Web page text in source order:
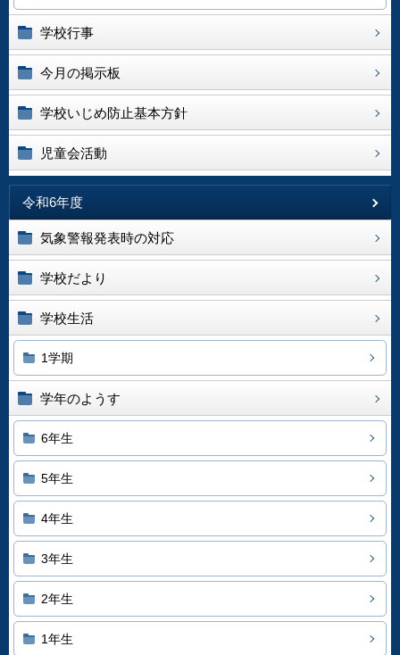
学校行事
今月の掲示板
学校いじめ防止基本方針
児童会活動
令和6年度
気象警報発表時の対応
学校だより
学校生活
1学期
学年のようす
6年生
5年生
4年生
3年生
2年生
1年生